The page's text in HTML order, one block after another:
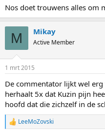
Nos doet trouwens alles om
M Mikay
Active Member
1 mrt 2015
De commentator lijkt wel
herhaalt 5x dat Kuzin pijn
hoofd dat die zichzelf in de
R
LeeMoZovski